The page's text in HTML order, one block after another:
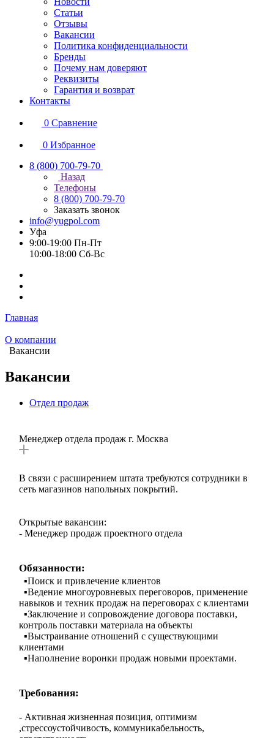
Статьи
Отзывы
Вакансии
Политика конфиденциальности
Бренды
Почему нам доверяют
Реквизиты
Гарантия и возврат
Контакты
0 Сравнение
0 Избранное
8 (800) 700-79-70
Назад
Телефоны
8 (800) 700-79-70
Заказать звонок
info@yugpol.com
Уфа
9:00-19:00 Пн-Пт
10:00-18:00 Cб-Вс
Главная
О компании
Вакансии
Вакансии
Отдел продаж
Менеджер отдела продаж г. Москва
В связи с расширением штата требуются сотрудники в
сеть магазинов напольных покрытий.
Открытые вакансии:
- Менеджер продаж проектного отдела
Обязанности:
▪️Поиск и привлечение клиентов
▪️Ведение многоуровневых переговоров, применение
навыков и техник продаж на переговорах с клиентами
▪️Заключение и сопровождение договора поставки,
контроль поставки материала на объекты
▪️Выстраивание отношений с существующими
клиентами
▪️Наполнение воронки продаж новыми проектами.
Требования:
- Активная жизненная позиция, оптимизм
,стрессоустойчивость, коммуникабельность,